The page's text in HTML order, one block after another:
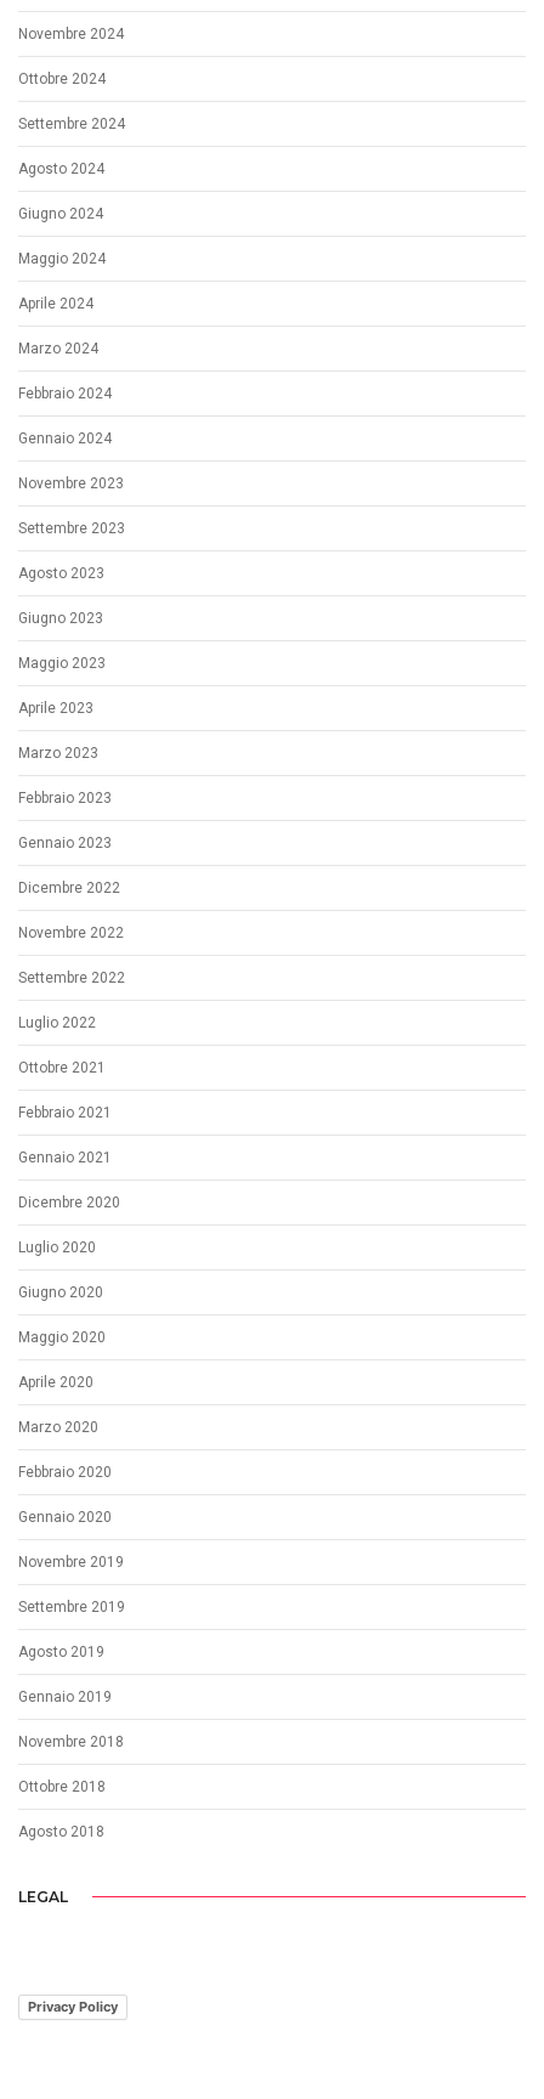
Novembre 2024
Ottobre 2024
Settembre 2024
Agosto 2024
Giugno 2024
Maggio 2024
Aprile 2024
Marzo 2024
Febbraio 2024
Gennaio 2024
Novembre 2023
Settembre 2023
Agosto 2023
Giugno 2023
Maggio 2023
Aprile 2023
Marzo 2023
Febbraio 2023
Gennaio 2023
Dicembre 2022
Novembre 2022
Settembre 2022
Luglio 2022
Ottobre 2021
Febbraio 2021
Gennaio 2021
Dicembre 2020
Luglio 2020
Giugno 2020
Maggio 2020
Aprile 2020
Marzo 2020
Febbraio 2020
Gennaio 2020
Novembre 2019
Settembre 2019
Agosto 2019
Gennaio 2019
Novembre 2018
Ottobre 2018
Agosto 2018
LEGAL
Privacy Policy